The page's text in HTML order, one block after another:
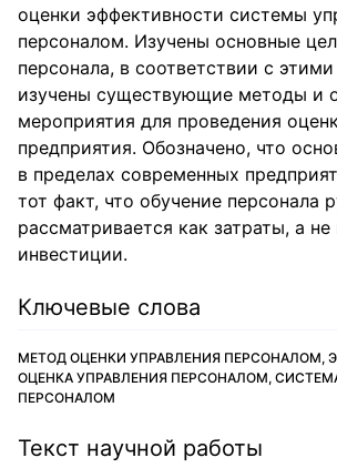
оценки эффективности системы
персоналом. Изучены основные
персонала, в соответствии с
изучены существующие методы и
мероприятия для проведения
предприятия. Обозначено, что
в пределах современных
тот факт, что обучение персонала
рассматривается как затраты, а не
инвестиции.
Ключевые слова
МЕТОД ОЦЕНКИ УПРАВЛЕНИЯ ПЕРСОНАЛОМ,
ОЦЕНКА УПРАВЛЕНИЯ ПЕРСОНАЛОМ,
ПЕРСОНАЛОМ
Текст научной работы